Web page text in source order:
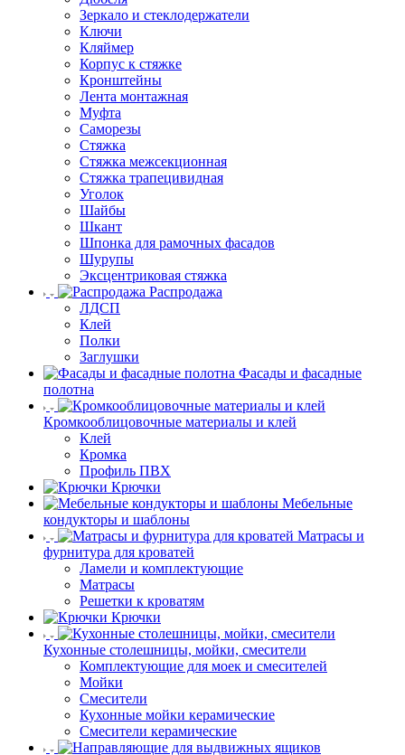
Зеркало и стеклодержатели
Ключи
Кляймер
Корпус к стяжке
Кронштейны
Лента монтажная
Муфта
Саморезы
Стяжка
Стяжка межсекционная
Стяжка трапецивидная
Уголок
Шайбы
Шкант
Шпонка для рамочных фасадов
Шурупы
Эксцентриковая стяжка
Распродажа
ЛДСП
Клей
Полки
Заглушки
Фасады и фасадные
полотна
Кромкооблицовочные материалы и клей
Клей
Кромка
Профиль ПВХ
Крючки
Мебельные
кондукторы и шаблоны
Матрасы и
фурнитура для кроватей
Ламели и комплектующие
Матрасы
Решетки к кроватям
Крючки
Кухонные столешницы, мойки, смесители
Комплектующие для моек и смесителей
Мойки
Смесители
Кухонные мойки керамические
Смесители керамические